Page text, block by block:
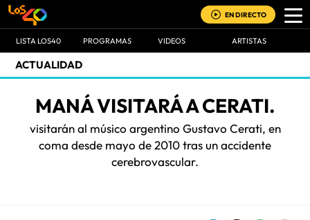
EN DIRECTO
LISTA LOS40 PROGRAMAS VIDEOS ARTISTAS
ACTUALIDAD
MANÁ VISITARÁ A CERATI.
visitarán al músico argentino Gustavo Cerati, en
coma desde mayo de 2010 tras un accidente
cerebrovascular.